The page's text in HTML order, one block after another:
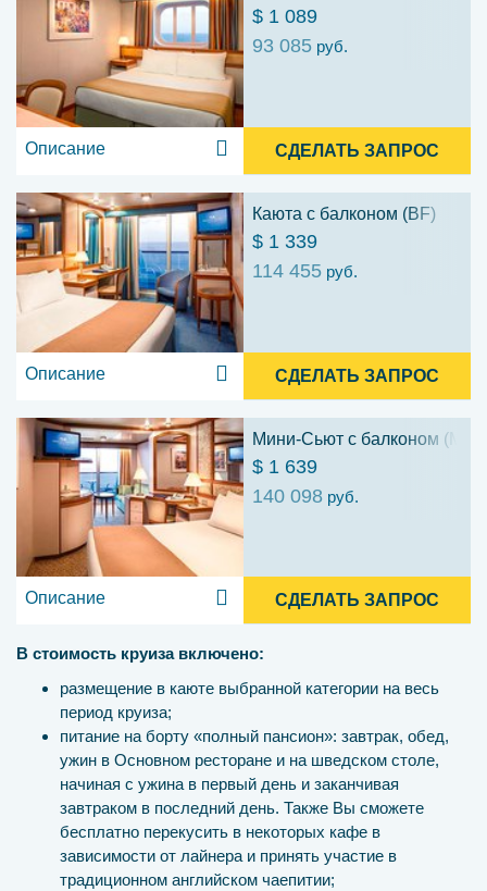
$ 1 089
93 085 руб.
Описание СДЕЛАТЬ ЗАПРОС
Каюта с балконом (BF)
$ 1 339
114 455 руб.
Описание СДЕЛАТЬ ЗАПРОС
Мини-Сьют с балконом (ME)
$ 1 639
140 098 руб.
Описание СДЕЛАТЬ ЗАПРОС
В стоимость круиза включено:
размещение в каюте выбранной категории на весь
период круиза;
питание на борту «полный пансион»: завтрак, обед,
ужин в Основном ресторане и на шведском столе,
начиная с ужина в первый день и заканчивая
завтраком в последний день. Также Вы сможете
бесплатно перекусить в некоторых кафе в
зависимости от лайнера и принять участие в
традиционном английском чаепитии;